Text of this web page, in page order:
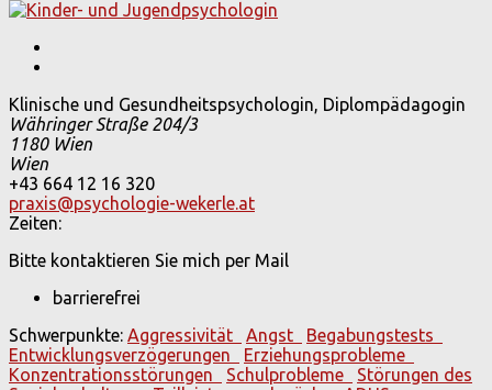
Klinische und Gesundheitspsychologin, Diplompädagogin
Währinger Straße 204/3
1180Wien
Wien
+43 664 12 16 320
praxis@psychologie-wekerle.at
Zeiten:
Bitte kontaktieren Sie mich per Mail
barrierefrei
Schwerpunkte: Aggressivität Angst
Begabungstests
Entwicklungsverzögerungen
Erziehungsprobleme
Konzentrationsstörungen
Schulprobleme
Störungen des